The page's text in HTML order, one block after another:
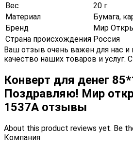
Вес
20 г
Материал
Бумага,
Бренд
Мир
Страна происхождения Россия
Ваш отзыв очень важен для нас
качество наших товаров и услуг.
Конверт для денег
Поздравляю! Мир
1537А отзывы
About this product reviews yet. Be
Компания